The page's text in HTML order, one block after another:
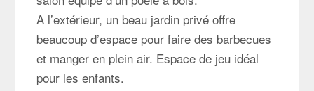
A l’extérieur, un beau jardin privé offre
beaucoup d’espace pour faire des barbecues
et manger en plein air. Espace de jeu idéal
pour les enfants.